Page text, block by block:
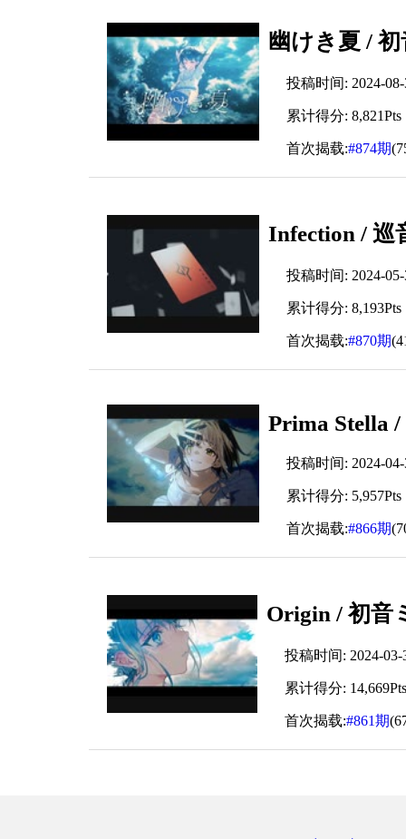
幽けき夏 /
投稿时间: 2024-08-
累计得分: 8,821Pts
首次揭载:#874期
Infection / 巡
投稿时间: 2024-05-
累计得分: 8,193Pts
首次揭载:#870期
Prima Stella
投稿时间: 2024-04-
累计得分: 5,957Pts
首次揭载:#866期
Origin / 初音
投稿时间: 2024-03-
累计得分:
首次揭载:#861期